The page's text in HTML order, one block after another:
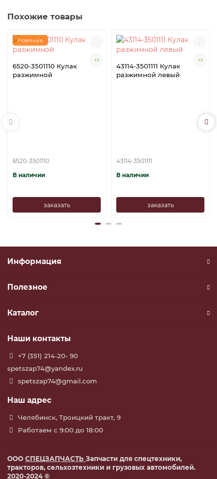
Похожие товары
Новинка
6520-3501110 Кулак
разжимной
6520-3501110
В наличии
заказать
43114-3501111 Кулак
разжимной левый
43114-3501111
В наличии
заказать
Информация
Полезное
Каталог
Наши контакты
+7 (351) 214-20- 90
spetszap74@yandex.ru
spetszap74@gmail.com
Наш адрес
Челябинск, Троицкий тракт, 9
Работаем с 9:00 до 18:00
ООО СПЕЦЗАПЧАСТЬ Запчасти для спецтехники,
тракторов, сельхозтехники и грузовых автомобилей.
2020-2024 ©